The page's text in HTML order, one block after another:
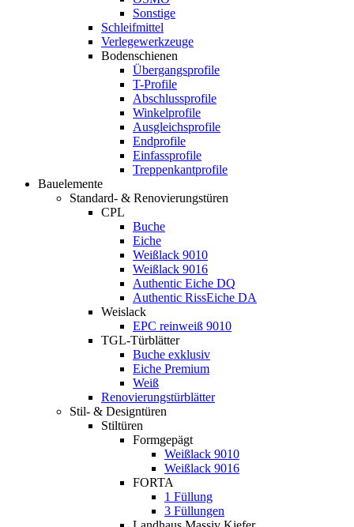
Sonstige
Schleifmittel
Verlegewerkzeuge
Bodenschienen
Übergangsprofile
T-Profile
Abschlussprofile
Winkelprofile
Ausgleichsprofile
Endprofile
Einfassprofile
Treppenkantprofile
Bauelemente
Standard- & Renovierungstüren
CPL
Buche
Eiche
Weißlack 9010
Weißlack 9016
Authentic Eiche DQ
Authentic RissEiche DA
Weislack
EPC reinweiß 9010
TGL-Türblätter
Buche exklusiv
Eiche Premium
Weiß
Renovierungstürblätter
Stil- & Designtüren
Stiltüren
Formgepägt
Weißlack 9010
Weißlack 9016
FORTA
1 Füllung
3 Füllungen